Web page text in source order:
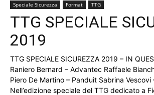
Speciale Sicurezza Format TTG
TTG SPECIALE
2019
TTG SPECIALE SICUREZZA 2019 – IN
Raniero Bernard – Advantec Raffaele
Piero De Martino – Panduit Sabrina Vescovi
Nell’edizione speciale del TTG dedicato a